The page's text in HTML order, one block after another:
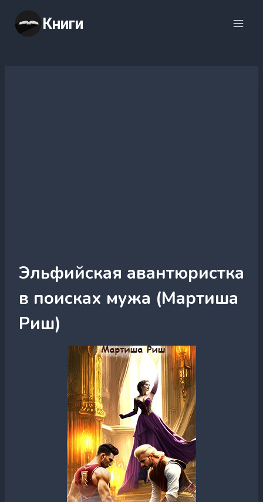
содержимому
Книги
Эльфийская авантюристка
в поисках мужа (Мартиша
Риш)